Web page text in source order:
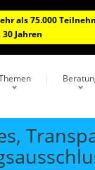
als 75.000
30 Jahren